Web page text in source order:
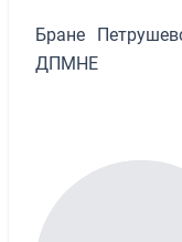
Бране
ДПМНЕ